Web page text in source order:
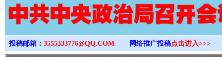
投稿邮箱： 3555333776@QQ.COM 网络推广投稿点击进入>>>